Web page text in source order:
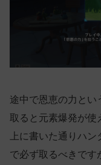
途中で恩恵の力とい
取ると元素爆発が使
上に書いた通りハ
で必ず取るべきです